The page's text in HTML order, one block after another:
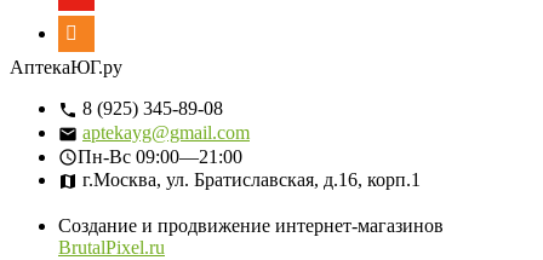
АптекаЮГ.ру
8 (925) 345-89-08
aptekayg@gmail.com
Пн-Вс 09:00—21:00
г.Москва, ул. Братиславская, д.16, корп.1
Создание и продвижение интернет-магазинов
BrutalPixel.ru